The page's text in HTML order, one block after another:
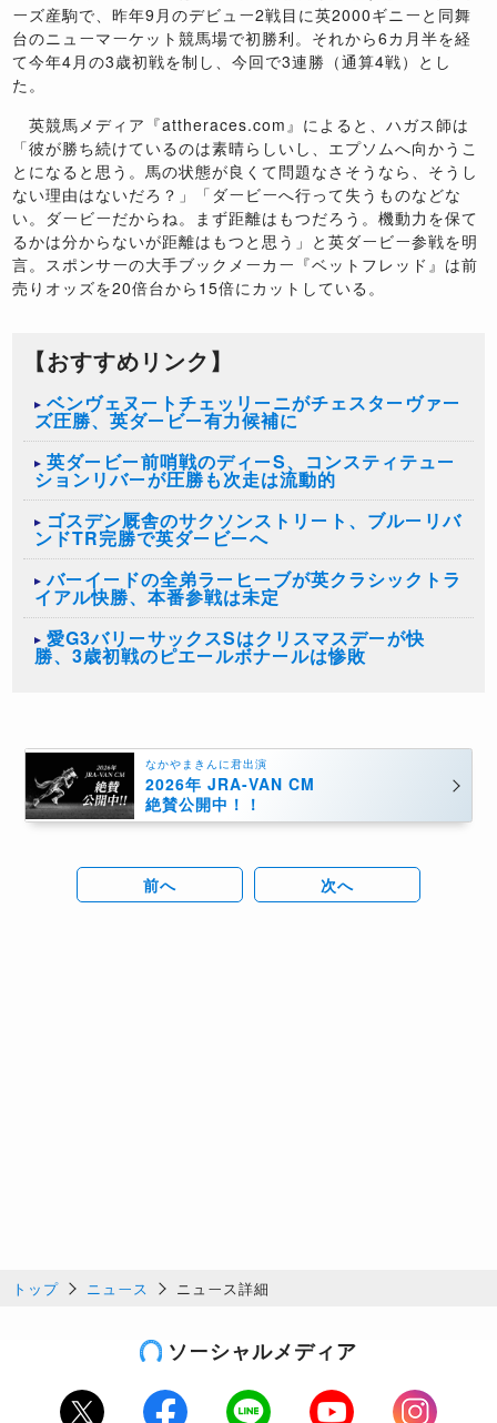
ーズ産駒で、昨年9月のデビュー2戦目に英2000ギニーと同舞
台のニューマーケット競馬場で初勝利。それから6カ月半を経
て今年4月の3歳初戦を制し、今回で3連勝（通算4戦）とし
た。
英競馬メディア『attheraces.com』によると、ハガス師は
「彼が勝ち続けているのは素晴らしいし、エプソムへ向かうこ
とになると思う。馬の状態が良くて問題なさそうなら、そうし
ない理由はないだろ？」「ダービーへ行って失うものなどな
い。ダービーだからね。まず距離はもつだろう。機動力を保て
るかは分からないが距離はもつと思う」と英ダービー参戦を明
言。スポンサーの大手ブックメーカー『ベットフレッド』は前
売りオッズを20倍台から15倍にカットしている。
【おすすめリンク】
ベンヴェヌートチェッリーニがチェスターヴァー
ズ圧勝、英ダービー有力候補に
英ダービー前哨戦のディーS、コンスティテュー
ションリバーが圧勝も次走は流動的
ゴスデン厩舎のサクソンストリート、ブルーリバ
ンドTR完勝で英ダービーへ
バーイードの全弟ラーヒーブが英クラシックトラ
イアル快勝、本番参戦は未定
愛G3バリーサックスSはクリスマスデーが快
勝、3歳初戦のピエールボナールは惨敗
なかやまきんに君出演
2026年 JRA-VAN CM
絶賛公開中！！
前へ 次へ
トップ ニュース ニュース詳細
ソーシャルメディア